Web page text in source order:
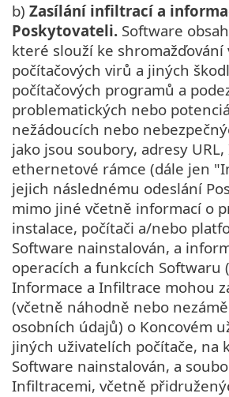
b) Zasílání infiltrací a
Poskytovateli. Software
které slouží ke shromažďování
počítačových virů a jiných
počítačových programů a
problematických nebo
nežádoucích nebo
jako jsou soubory, adresy URL,
ethernetové rámce (dále jen
jejich následnému odeslání
mimo jiné včetně informací o
instalace, počítači a/nebo
Software nainstalován, a
operacích a funkcích Softwaru
Informace a Infiltrace mohou
(včetně náhodně nebo
osobních údajů) o Koncovém
jiných uživatelích počítače, na
Software nainstalován, a
Infiltracemi, včetně